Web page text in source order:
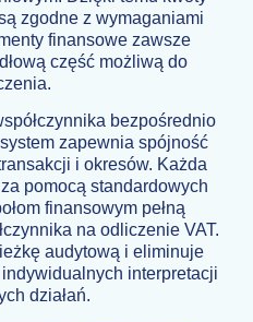
zgodne z wymaganiami
finansowe zawsze
część możliwą do
bezpośrednio
zapewnia spójność
i okresów. Każda
pomocą standardowych
finansowym pełną
na odliczenie VAT.
audytową i eliminuje
interpretacji
działań.